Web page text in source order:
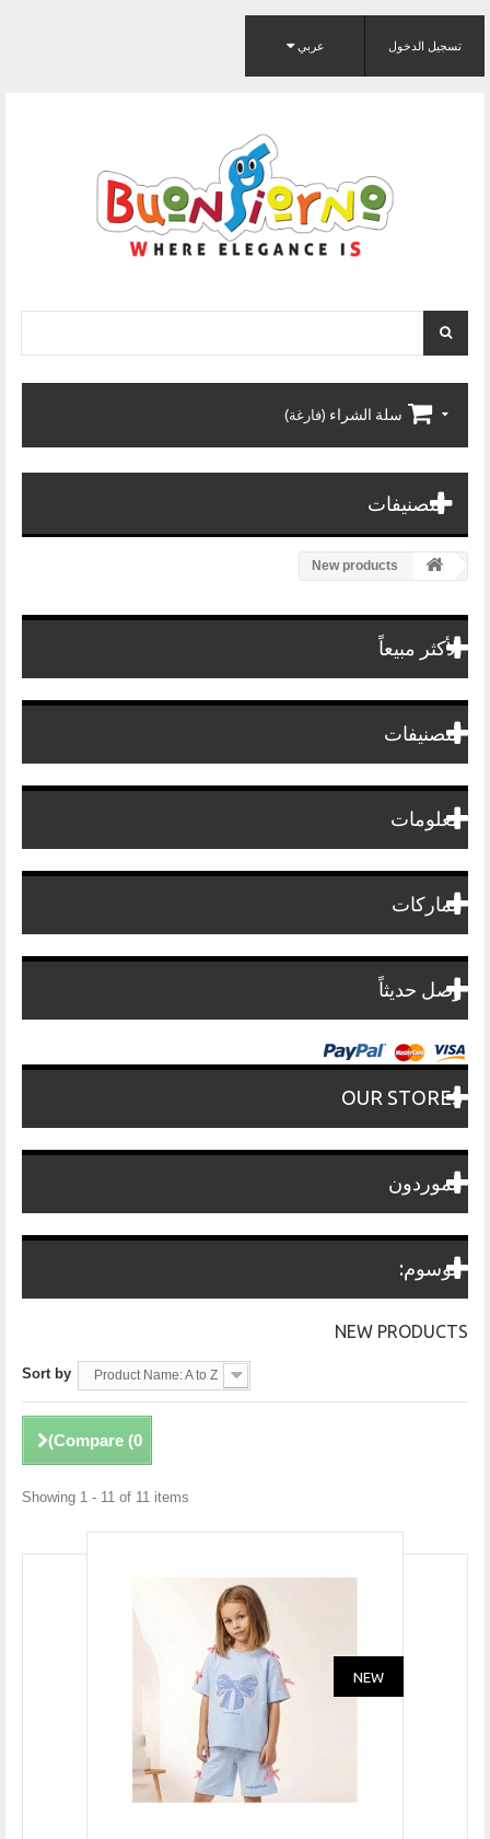
تسجيل الدخول عربي
سلة الشراء (فارغة)
التصنيفات
New products
الأكثر مبيعاً
التصنيفات
معلومات
الماركات
وصل حديثاً
OUR STORES
الموردون
الوسوم:
NEW PRODUCTS
Sort by Product Name: A to Z
Compare (0
)
Showing 1 - 11 of 11 items
NEW